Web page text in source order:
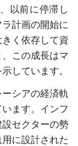
以前に停滞し
計画の開始に
く依存して資
この成長はマ
しています。
シアの経済軌
ます。インフ
セクターの勢
に設計された